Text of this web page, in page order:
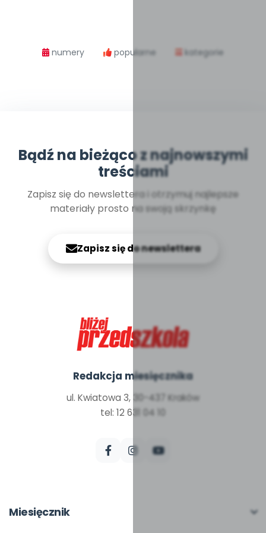
numery popularne kategorie
Bądź na bieżąco z najnowszymi
treściami
Zapisz się do newslettera i otrzymuj najlepsze
materiały prosto na swoją skrzynkę
Zapisz się do newslettera
Redakcja miesięcznika
ul. Kwiatowa 3, 30-437 Kraków
tel: 12 631 04 10
Miesięcznik